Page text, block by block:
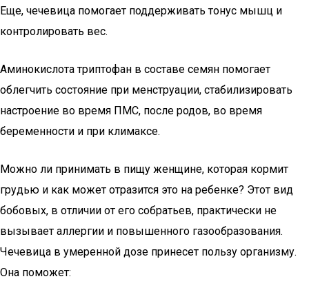
Еще, чечевица помогает поддерживать тонус мышц и
контролировать вес.
Аминокислота триптофан в составе семян помогает
облегчить состояние при менструации, стабилизировать
настроение во время ПМС, после родов, во время
беременности и при климаксе.
Можно ли принимать в пищу женщине, которая кормит
грудью и как может отразится это на ребенке? Этот вид
бобовых, в отличии от его собратьев, практически не
вызывает аллергии и повышенного газообразования.
Чечевица в умеренной дозе принесет пользу организму.
Она поможет: